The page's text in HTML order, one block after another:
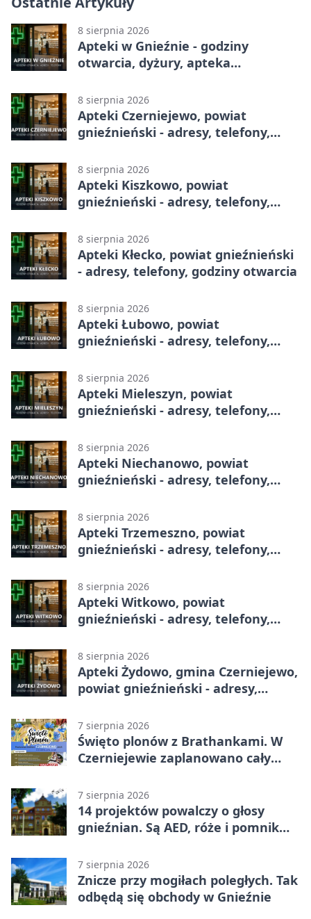
8 sierpnia 2026
Apteki w Gnieźnie - godziny
otwarcia, dyżury, apteka
8 sierpnia 2026
Apteki Czerniejewo, powiat
gnieźnieński - adresy, telefony,
8 sierpnia 2026
Apteki Kiszkowo, powiat
gnieźnieński - adresy, telefony,
8 sierpnia 2026
Apteki Kłecko, powiat gnieźnieński
- adresy, telefony, godziny otwarcia
8 sierpnia 2026
Apteki Łubowo, powiat
gnieźnieński - adresy, telefony,
8 sierpnia 2026
Apteki Mieleszyn, powiat
gnieźnieński - adresy, telefony,
8 sierpnia 2026
Apteki Niechanowo, powiat
gnieźnieński - adresy, telefony,
8 sierpnia 2026
Apteki Trzemeszno, powiat
gnieźnieński - adresy, telefony,
8 sierpnia 2026
Apteki Witkowo, powiat
gnieźnieński - adresy, telefony,
8 sierpnia 2026
Apteki Żydowo, gmina Czerniejewo,
powiat gnieźnieński - adresy,
7 sierpnia 2026
Święto plonów z Brathankami. W
Czerniejewie zaplanowano cały
7 sierpnia 2026
14 projektów powalczy o głosy
gnieźnian. Są AED, róże i pomnik
7 sierpnia 2026
Znicze przy mogiłach poległych. Tak
odbędą się obchody w Gnieźnie